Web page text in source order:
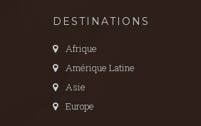
DESTINATIONS
Afrique
Amérique Latine
Asie
Europe